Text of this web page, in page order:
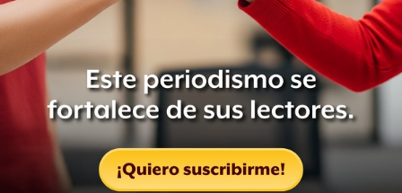
¿El regreso de Estados Unidos?
Entre los 196 estados que participaron en las
negociaciones, uno de los más activos fue Estados
Unidos, que acudió al encuentro pese a que en 2016 el
presidente Donald Trump anunció su decisión de
retirarse del Acuerdo de París.
La participación estadounidense fue posible debido a
que formalmente el país no puede abandonar ese pacto